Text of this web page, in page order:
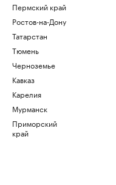
Пермский край
Ростов-на-Дону
Татарстан
Тюмень
Черноземье
Кавказ
Карелия
Мурманск
Приморский
край